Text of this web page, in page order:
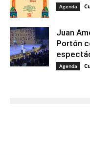
Agenda
Juan
Portón
Agenda